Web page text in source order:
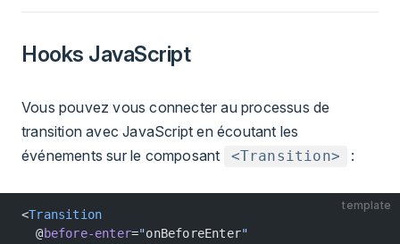
Hooks JavaScript
Vous pouvez vous connecter au processus de
transition avec JavaScript en écoutant les
événements sur le composant
<Transition> :
template
<Transition
  @
before-enter="onBeforeEnter"